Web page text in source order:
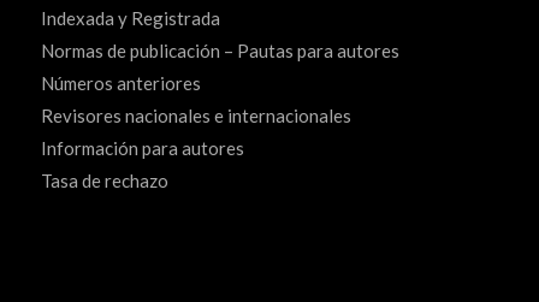
Indexada y Registrada
Normas de publicación – Pautas para autores
Números anteriores
Revisores nacionales e internacionales
Información para autores
Tasa de rechazo